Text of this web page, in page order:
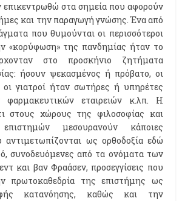
επικεντρωθώ στα σημεία που αφορούν
και την παραγωγή γνώσης. Ένα από
που θυμούνται οι περισσότεροι
«κορύφωση» της πανδημίας ήταν το
στο προσκήνιο ζητήματα
ήσουν ψεκασμένος ή πρόβατο, οι
οι γιατροί ήταν σωτήρες ή υπηρέτες
φαρμακευτικών εταιρειών κ.λπ. Η
στους χώρους της φιλοσοφίας και
μεσουρανούν κάποιες
αντιμετωπίζονται ως ορθοδοξία εδώ
συνοδευόμενες από τα ονόματα των
και βαν Φραάσεν, προσεγγίσεις που
πρωτοκαθεδρία της επιστήμης ως
κατανόησης, καθώς και την